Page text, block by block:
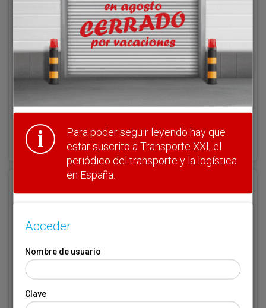
Nombre de usuario
Clave
¿Olvidó su clave?
Haga clic aquí para recuperarla.
Registrarse
Email*
Código de suscriptor(1) (2)
Para poder seguir leyendo hay que
estar suscrito a Transporte XXI, el
periódico del transporte y la logística
en España.
Acceder
Nombre de usuario
Clave